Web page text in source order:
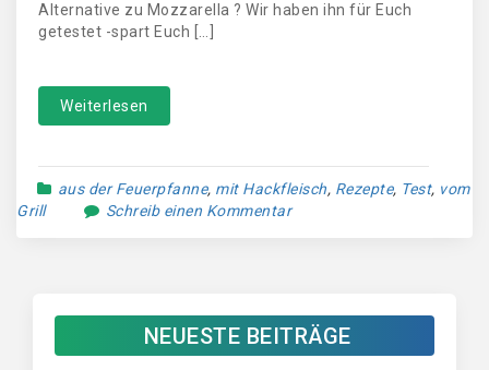
Alternative zu Mozzarella ? Wir haben ihn für Euch
getestet -spart Euch […]
Weiterlesen
aus der Feuerpfanne, mit Hackfleisch, Rezepte, Test, vom
Grill
Schreib einen Kommentar
NEUESTE BEITRÄGE